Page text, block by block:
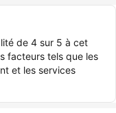
de 4 sur 5 à cet
facteurs tels que les
et les services